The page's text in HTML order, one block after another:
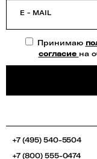
E - MAIL
Принимаю
согласие на
+7 (495) 540-5504
+7 (800) 555-0474